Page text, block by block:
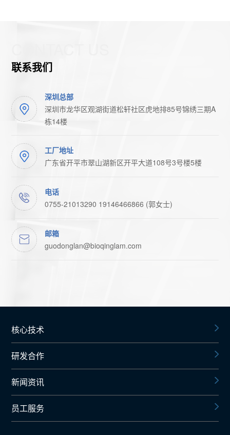
联系我们
深圳总部
深圳市龙华区观湖街道松轩社区虎地排85号锦绣三期A
栋14楼
工厂地址
广东省开平市翠山湖新区开平大道108号3号楼5楼
电话
0755-21013290 19146466866 (郭女士)
邮箱
guodonglan@bioqinglam.com
核心技术
研发合作
新闻资讯
员工服务